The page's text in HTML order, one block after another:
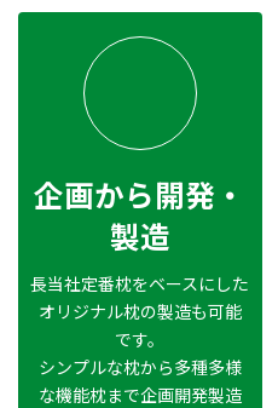
企画から開発・
製造
長当社定番枕をベースにした
オリジナル枕の製造も可能
です。
シンプルな枕から多種多様
な機能枕まで企画開発製造